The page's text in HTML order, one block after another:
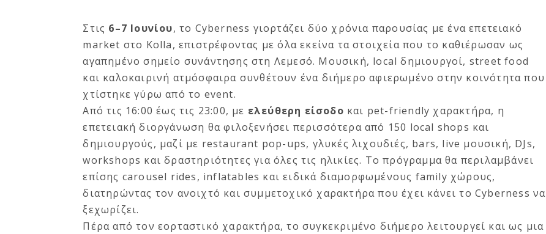
Στις 6–7 Ιουνίου, το Cyberness γιορτάζει δύο χρόνια παρουσίας με ένα επετειακό
market στο Kolla, επιστρέφοντας με όλα εκείνα τα στοιχεία που το καθιέρωσαν ως
αγαπημένο σημείο συνάντησης στη Λεμεσό. Μουσική, local δημιουργοί, street food
και καλοκαιρινή ατμόσφαιρα συνθέτουν ένα διήμερο αφιερωμένο στην κοινότητα που
χτίστηκε γύρω από το event.
Από τις 16:00 έως τις 23:00, με ελεύθερη είσοδο και pet-friendly χαρακτήρα, η
επετειακή διοργάνωση θα φιλοξενήσει περισσότερα από 150 local shops και
δημιουργούς, μαζί με restaurant pop-ups, γλυκές λιχουδιές, bars, live μουσική, DJs,
workshops και δραστηριότητες για όλες τις ηλικίες. Το πρόγραμμα θα περιλαμβάνει
επίσης carousel rides, inflatables και ειδικά διαμορφωμένους family χώρους,
διατηρώντας τον ανοιχτό και συμμετοχικό χαρακτήρα που έχει κάνει το Cyberness να
ξεχωρίζει.
Πέρα από τον εορταστικό χαρακτήρα, το συγκεκριμένο διήμερο λειτουργεί και ως μια